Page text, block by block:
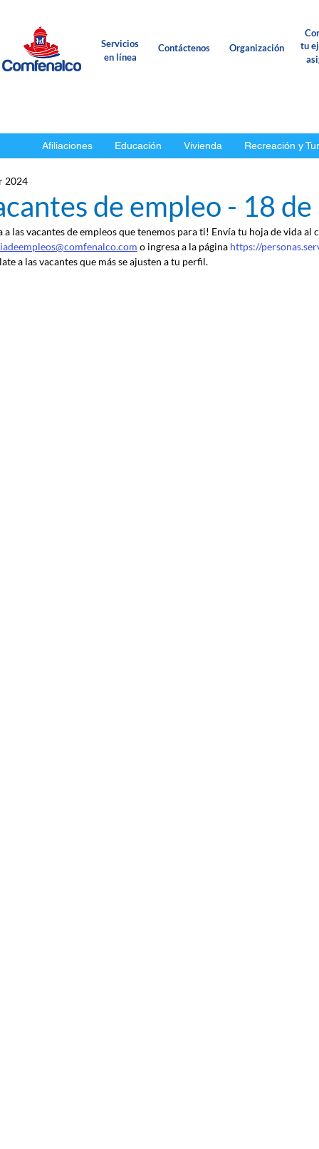
Servicios
en línea
Contáctenos Organización
tu
Afiliaciones Educación Vivienda Recreación y
de empleo - 18
2024
a las vacantes de empleos que tenemos para ti! Envía tu hoja de vida al
o ingresa a la página https://
a las vacantes que más se ajusten a tu perfil.